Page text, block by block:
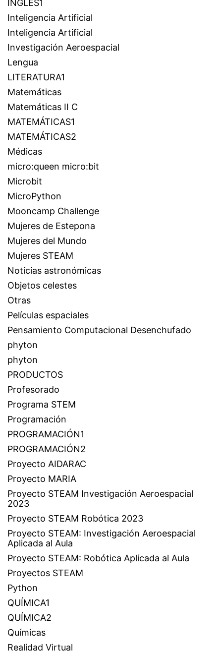
INGLÉS1
Inteligencia Artificial
Inteligencia Artificial
Investigación Aeroespacial
Lengua
LITERATURA1
Matemáticas
Matemáticas II C
MATEMÁTICAS1
MATEMÁTICAS2
Médicas
micro:queen micro:bit
Microbit
MicroPython
Mooncamp Challenge
Mujeres de Estepona
Mujeres del Mundo
Mujeres STEAM
Noticias astronómicas
Objetos celestes
Otras
Películas espaciales
Pensamiento Computacional Desenchufado
phyton
phyton
PRODUCTOS
Profesorado
Programa STEM
Programación
PROGRAMACIÓN1
PROGRAMACIÓN2
Proyecto AIDARAC
Proyecto MARIA
Proyecto STEAM Investigación Aeroespacial
2023
Proyecto STEAM Robótica 2023
Proyecto STEAM: Investigación Aeroespacial
Aplicada al Aula
Proyecto STEAM: Robótica Aplicada al Aula
Proyectos STEAM
Python
QUÍMICA1
QUÍMICA2
Químicas
Realidad Virtual